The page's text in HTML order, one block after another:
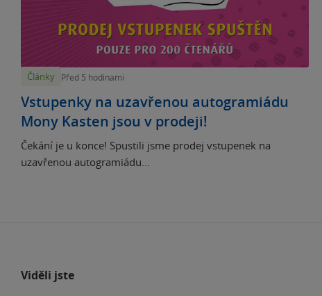
Články Před 5 hodinami
Vstupenky na uzavřenou autogramiádu
Mony Kasten jsou v prodeji!
Čekání je u konce! Spustili jsme prodej vstupenek na
uzavřenou autogramiádu...
Viděli jste